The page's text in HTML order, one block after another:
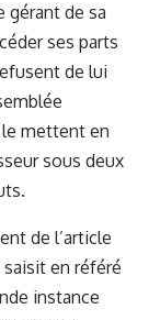
gérant de sa
ses parts
de lui
le mettent en
sous deux
de l’article
saisit en référé
instance